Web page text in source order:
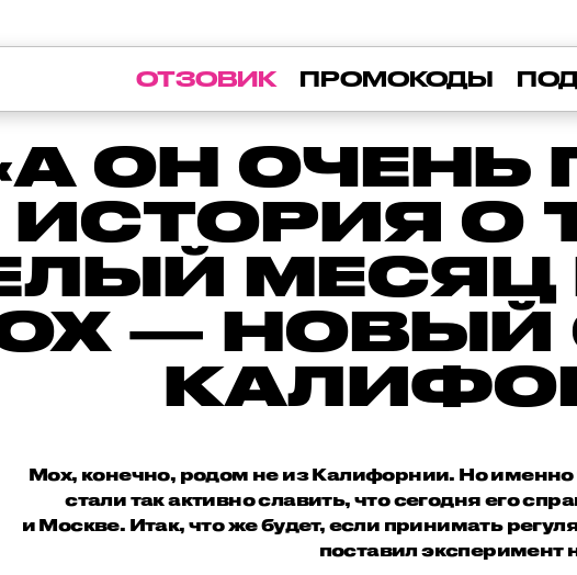
ОТЗОВИК ПРОМОКОДЫ
ОН ОЧЕНЬ
ИСТОРИЯ О
— НОВЫЙ
Мох, конечно, родом не из Калифорнии. Но
стали так активно славить, что сегодня его
и Москве. Итак, что же будет, если принимать
поставил эксперимент